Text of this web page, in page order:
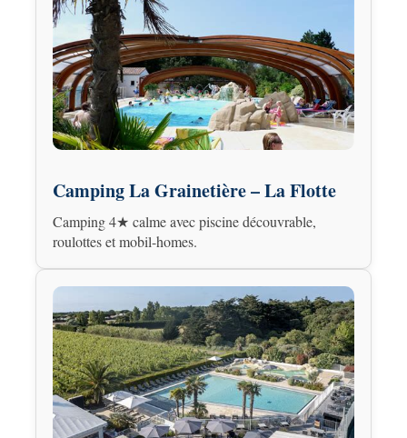
Camping La Grainetière – La Flotte
Camping 4★ calme avec piscine découvrable,
roulottes et mobil-homes.